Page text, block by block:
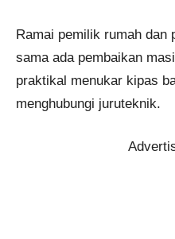
Ramai pemilik rumah dan
sama ada pembaikan
praktikal menukar kipas
menghubungi juruteknik.